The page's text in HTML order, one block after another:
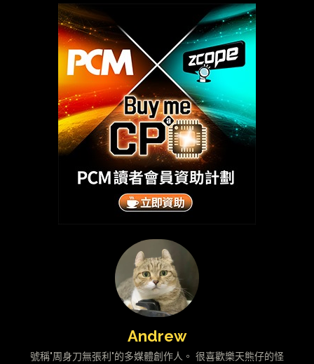
Andrew
號稱"周身刀無張利"的多媒體創作人。 很喜歡樂天熊仔的怪